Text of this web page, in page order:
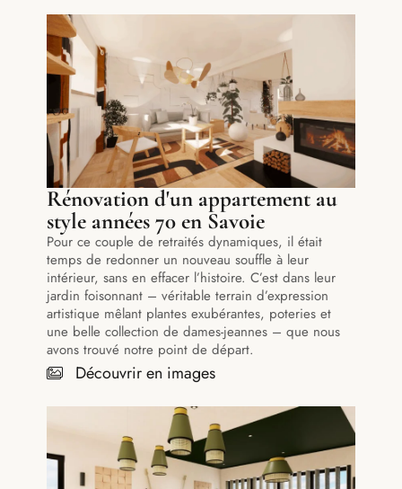
Rénovation d'un appartement au
style années 70 en Savoie
Pour ce couple de retraités dynamiques, il était
temps de redonner un nouveau souffle à leur
intérieur, sans en effacer l’histoire. C’est dans leur
jardin foisonnant – véritable terrain d’expression
artistique mêlant plantes exubérantes, poteries et
une belle collection de dames-jeannes – que nous
avons trouvé notre point de départ.
Découvrir en images